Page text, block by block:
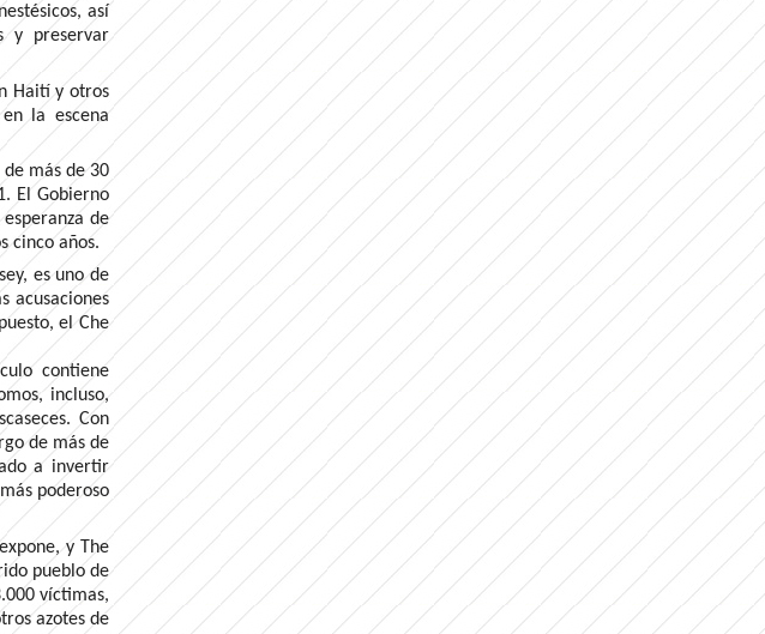
así
y preservar
Haití y otros
la escena
más de 30
El Gobierno
de
cinco años.
es uno de
acusaciones
el Che
contiene
incluso,
Con
de más de
a invertir
poderoso
y The
pueblo de
víctimas,
azotes de